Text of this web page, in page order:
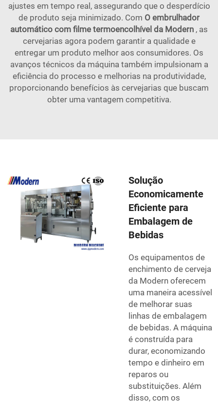
ajustes em tempo real, assegurando que o desperdício
de produto seja minimizado. Com O embrulhador
automático com filme termoencolhível da Modern , as
cervejarias agora podem garantir a qualidade e
entregar um produto melhor aos consumidores. Os
avanços técnicos da máquina também impulsionam a
eficiência do processo e melhorias na produtividade,
proporcionando benefícios às cervejarias que buscam
obter uma vantagem competitiva.
Solução
Economicamente
Eficiente para
Embalagem de
Bebidas
Os equipamentos de
enchimento de cerveja
da Modern oferecem
uma maneira acessível
de melhorar suas
linhas de embalagem
de bebidas. A máquina
é construída para
durar, economizando
tempo e dinheiro em
reparos ou
substituições. Além
disso, com os